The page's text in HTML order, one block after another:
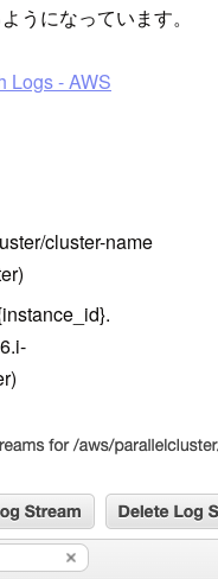
うになっています。
Logs - AWS
cluster-name